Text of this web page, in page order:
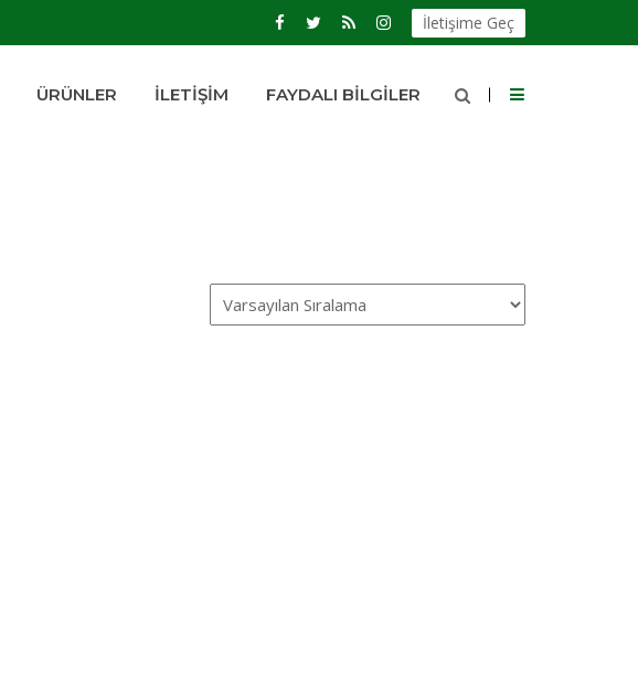
İletişime Geç
ÜRÜNLER İLETIŞIM FAYDALI BILGILER